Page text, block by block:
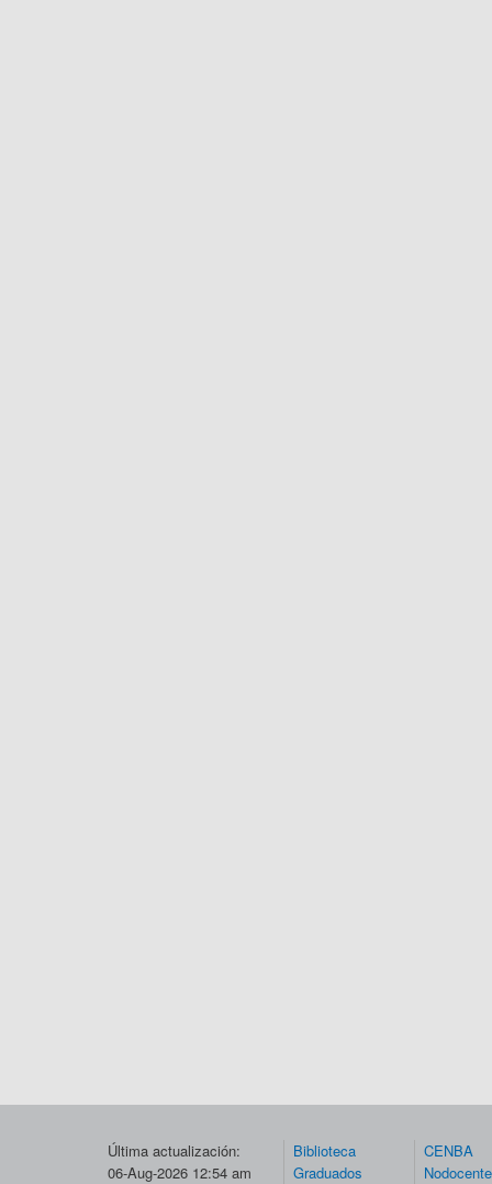
Última actualización:
06-Aug-2026 12:54 am
Biblioteca
Graduados
CENBA